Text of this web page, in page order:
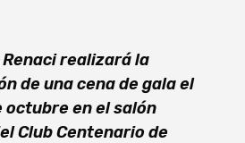
realizará la
de una cena de gala el
octubre en el salón
Club Centenario de